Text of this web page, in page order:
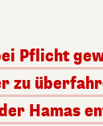
Pflicht
zu
Hamas